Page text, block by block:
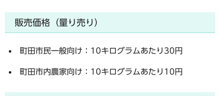
販売価格（量り売り）
町田市民一般向け：10キログラムあたり30円
町田市内農家向け：10キログラムあたり10円